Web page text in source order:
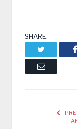
SHARE.
Email